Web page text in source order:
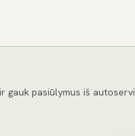
gauk pasiūlymus iš